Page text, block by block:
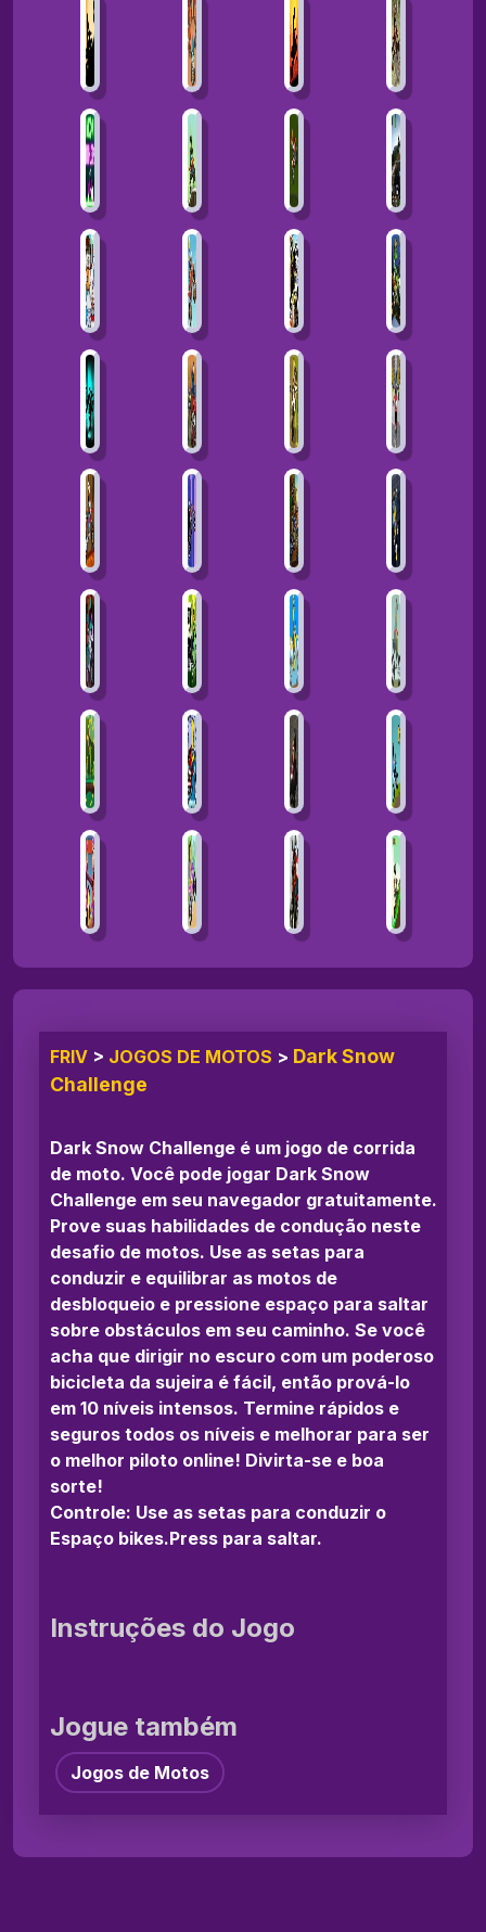
FRIV > JOGOS DE MOTOS > Dark Snow
Challenge
Dark Snow Challenge é um jogo de corrida
de moto. Você pode jogar Dark Snow
Challenge em seu navegador gratuitamente.
Prove suas habilidades de condução neste
desafio de motos. Use as setas para
conduzir e equilibrar as motos de
desbloqueio e pressione espaço para saltar
sobre obstáculos em seu caminho. Se você
acha que dirigir no escuro com um poderoso
bicicleta da sujeira é fácil, então prová-lo
em 10 níveis intensos. Termine rápidos e
seguros todos os níveis e melhorar para ser
o melhor piloto online! Divirta-se e boa
sorte!
Controle: Use as setas para conduzir o
Espaço bikes.Press para saltar.
Instruções do Jogo
Jogue também
Jogos de Motos